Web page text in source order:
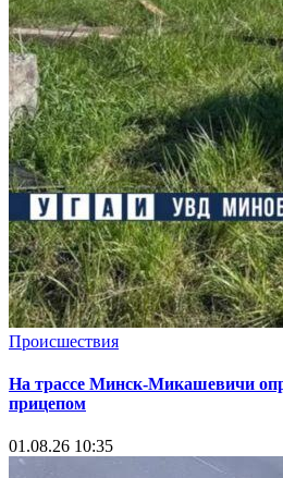
Происшествия
На трассе Минск-Микашевичи
прицепом
01.08.26 10:35